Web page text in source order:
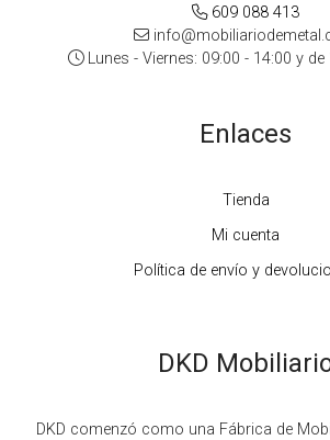
609 088 413
Lunes - Viernes: 09:00 - 14:00 y de
Enlaces
Tienda
Mi cuenta
Política de envío y
DKD
DKD comenzó como una Fábrica de